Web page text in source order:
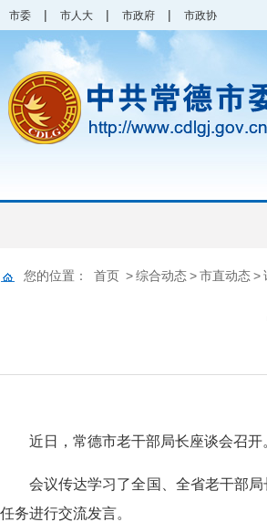
市委 | 市人大 | 市政府 | 市政协
您的位置： 首页 >综合动态>市直动态>
近日，常德市老干部局长座谈会召
会议传达学习了全国、全省老干部
任务进行交流发言。